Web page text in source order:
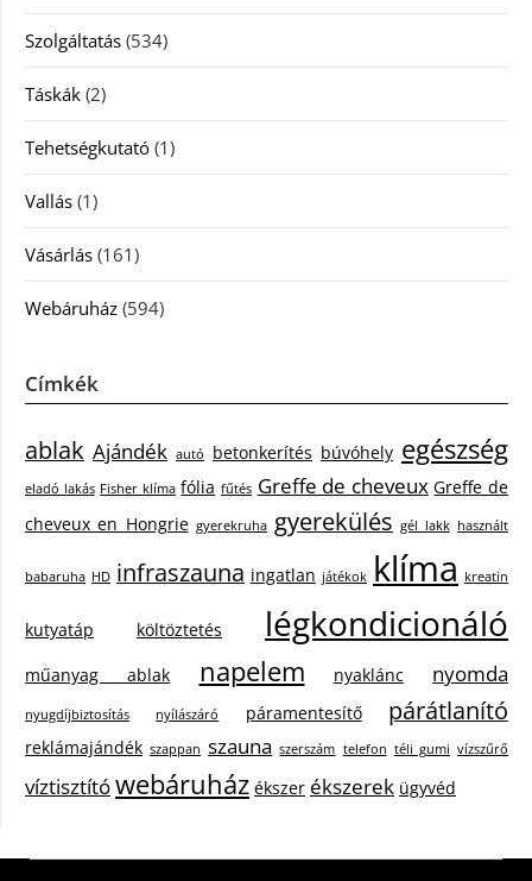
Szolgáltatás (534)
Táskák (2)
Tehetségkutató (1)
Vallás (1)
Vásárlás (161)
Webáruház (594)
Címkék
ablak Ajándék autó betonkerítés búvóhely egészség
eladó lakás Fisher klíma fólia fűtés Greffe de cheveux Greffe de
cheveux en Hongrie gyerekruha gyerekülés gél lakk használt
babaruha HD infraszauna ingatlan játékok klíma kreatin
kutyatáp költöztetés légkondicionáló
műanyag ablak napelem nyaklánc nyomda
nyugdíjbiztosítás nyílászáró páramentesítő párátlanító
reklámajándék szappan szauna szerszám telefon téli gumi vízszűrő
víztisztítówebáruház ékszer ékszerek ügyvéd